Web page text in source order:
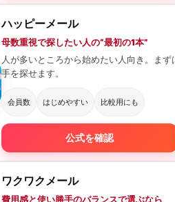
ハッピーメール
母数重視で探したい人の“最初の1本”
人が多いところから始めたい人向き。ま
手を探せます。
会員数 はじめやすい 比較用にも
公式を確認
ワクワクメール
費用感と使い勝手のバランスで選ぶなら